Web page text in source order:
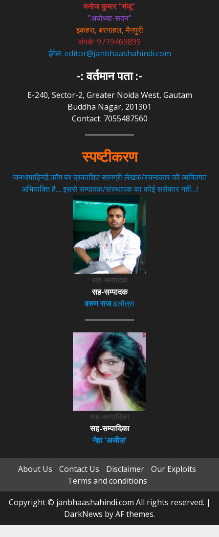
मनोज कुमार "मंजू"
"अयोध्या-सदन"
इकहरा, बरनाहल, मैनपुरी
संपर्क: 9719469899
ईमेल: editor@janbhaashahindi.com
-: वर्तमान पता :-
E-240, Sector-2, Greater Noida West, Gautam
Buddha Nagar, 201301
Contact: 7055487560
स्पष्टीकरण
जनभाषाहिन्दी.कॉम पर प्रकाशित सामग्री लेखक/रचनाकार की व्यक्तिगत
अभिव्यक्ति है… इससे सम्पादक/संस्थापक का कोई सरोकार नहीं…!
सह-सम्पादक
सह-सम्पादक
वरुण राजढलौत्रा
सह-सम्पादिका
सह-सम्पादिका
नेहा 'अजीज़'
About Us Contact Us Disclaimer
Our Exploits
Terms and conditions
Copyright © janbhaashahindi.com All rights reserved. |
DarkNews by AF themes.